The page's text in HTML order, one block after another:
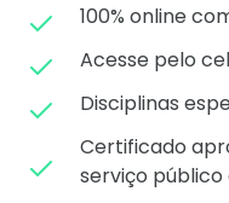
100% online
Acesse pelo
Disciplinas
Certificado
serviço público